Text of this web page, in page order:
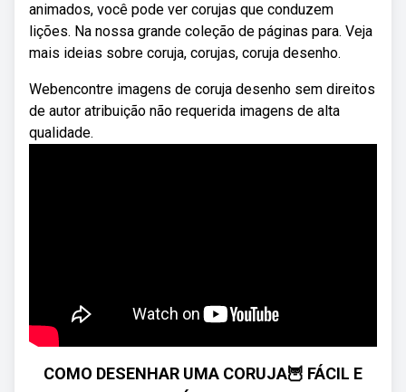
animados, você pode ver corujas que conduzem
lições. Na nossa grande coleção de páginas para. Veja
mais ideias sobre coruja, corujas, coruja desenho.
Webencontre imagens de coruja desenho sem direitos
de autor atribuição não requerida imagens de alta
qualidade.
COMO DESENHAR UMA CORUJA🦉 FÁCIL E